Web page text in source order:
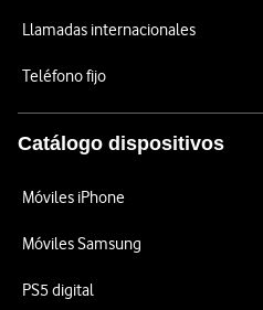
Llamadas internacionales
Teléfono fijo
Catálogo dispositivos
Móviles iPhone
Móviles Samsung
PS5 digital